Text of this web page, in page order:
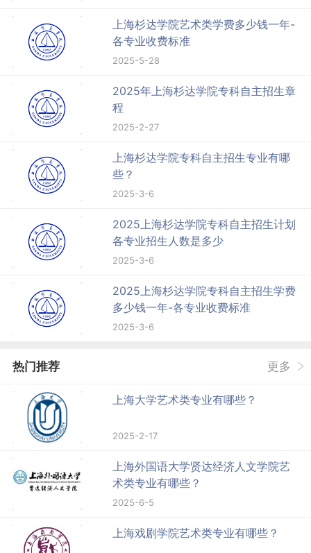
上海杉达学院艺术类学费多少钱一年-
各专业收费标准
2025-5-28
2025年上海杉达学院专科自主招生章
程
2025-2-27
上海杉达学院专科自主招生专业有哪
些？
2025-3-6
2025上海杉达学院专科自主招生计划
各专业招生人数是多少
2025-3-6
2025上海杉达学院专科自主招生学费
多少钱一年-各专业收费标准
2025-3-6
热门推荐 更多
上海大学艺术类专业有哪些？
2025-2-17
上海外国语大学贤达经济人文学院艺
术类专业有哪些？
2025-6-5
上海戏剧学院艺术类专业有哪些？